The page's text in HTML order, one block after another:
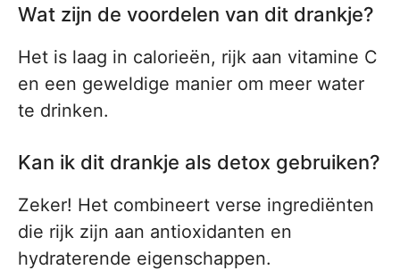
Wat zijn de voordelen van dit drankje?
Het is laag in calorieën, rijk aan vitamine C
en een geweldige manier om meer water
te drinken.
Kan ik dit drankje als detox gebruiken?
Zeker! Het combineert verse ingrediënten
die rijk zijn aan antioxidanten en
hydraterende eigenschappen.